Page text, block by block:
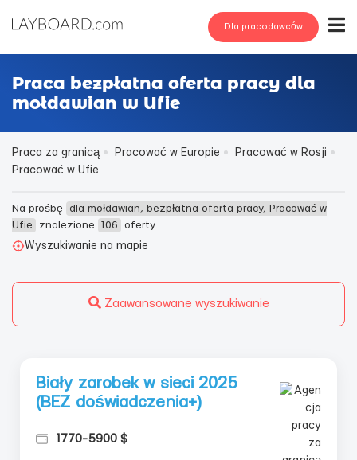
Dla pracodawców
Praca bezpłatna oferta pracy dla
mołdawian w Ufie
Praca za granicą Pracować w Europie
Pracować w Rosji
Pracować w Ufie
Na prośbę dla mołdawian, bezpłatna oferta pracy, Pracować w
Ufie
znalezione 106
oferty
Wyszukiwanie na mapie
Zaawansowane wyszukiwanie
Biały zarobek w sieci 2025
(BEZ doświadczenia+)
1770-5900 $